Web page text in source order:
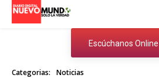
Escúchanos Online
Categorias: Noticias